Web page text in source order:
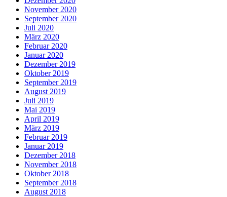
November 2020
September 2020
Juli 2020
März 2020
Februar 2020
Januar 2020
Dezember 2019
Oktober 2019
September 2019
August 2019
Juli 2019
Mai 2019
April 2019
März 2019
Februar 2019
Januar 2019
Dezember 2018
November 2018
Oktober 2018
September 2018
August 2018